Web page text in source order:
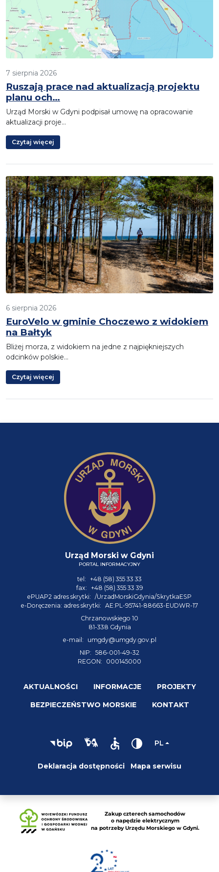
7 sierpnia 2026
Ruszają prace nad aktualizacją projektu
planu och…
Urząd Morski w Gdyni podpisał umowę na opracowanie
aktualizacji proje…
Czytaj więcej
6 sierpnia 2026
EuroVelo w gminie Choczewo z widokiem
na Bałtyk
Bliżej morza, z widokiem na jedne z najpiękniejszych
odcinków polskie…
Czytaj więcej
Urząd Morski w Gdyni
PORTAL INFORMACYJNY
tel: +48 (58) 355 33 33
fax: +48 (58) 355 33 39
ePUAP2 adres skrytki: /UrzadMorskiGdynia/SkrytkaESP
e-Doręczenia: adres skrytki: AE:PL-95741-88663-EUDWR-17
Chrzanowskiego 10
81-338 Gdynia
e-mail:
umgdy@umgdy.gov.pl
NIP: 586-001-49-32
REGON:
000145000
AKTUALNOŚCI INFORMACJE PROJEKTY
BEZPIECZEŃSTWO MORSKIE KONTAKT
PL
Deklaracja dostępności Mapa serwisu